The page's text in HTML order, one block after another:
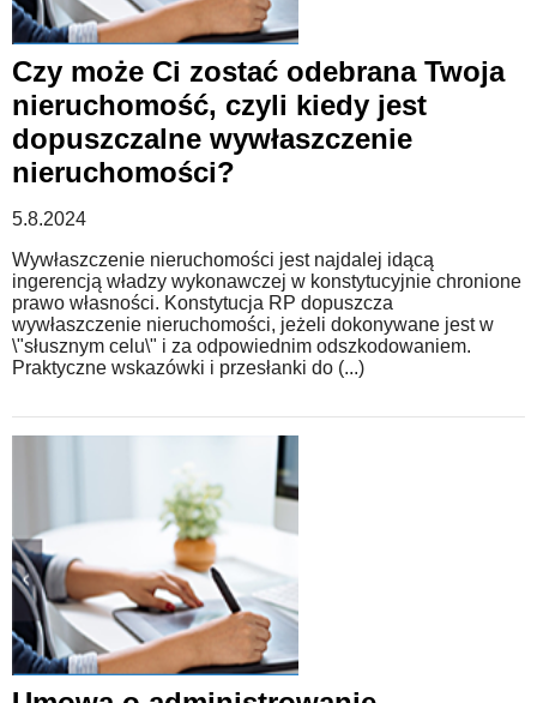
Czy może Ci zostać odebrana Twoja
nieruchomość, czyli kiedy jest
dopuszczalne wywłaszczenie
nieruchomości?
5.8.2024
Wywłaszczenie nieruchomości jest najdalej idącą
ingerencją władzy wykonawczej w konstytucyjnie chronione
prawo własności. Konstytucja RP dopuszcza
wywłaszczenie nieruchomości, jeżeli dokonywane jest w
\"słusznym celu\" i za odpowiednim odszkodowaniem.
Praktyczne wskazówki i przesłanki do (...)